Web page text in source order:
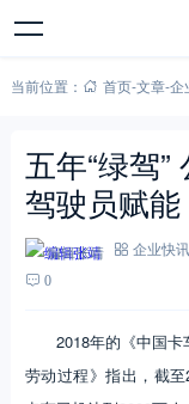
当前位置： 首页-文章-企
五年“绿驾
驾驶员赋能
编辑张靖 企业快讯
0
2018年的《中国
劳动过程》指出，截